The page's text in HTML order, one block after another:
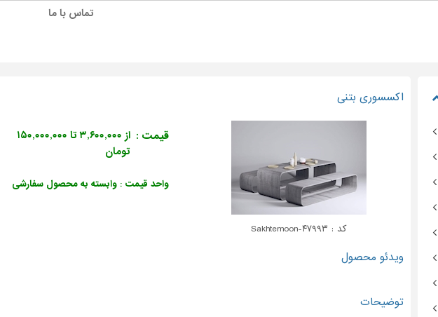
تماس با ما
اکسسوری بتنی
کد : Sakhtemoon-۴۷۹۹۳
قیمت :
از ۳,۶۰۰,۰۰۰ تا ۱۵۰,۰۰۰,۰۰۰
تومان
واحد قیمت : وابسته به محصول سفارشی
ویدئو محصول
توضیحات